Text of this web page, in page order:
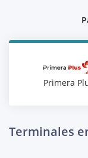
Primera
Terminales